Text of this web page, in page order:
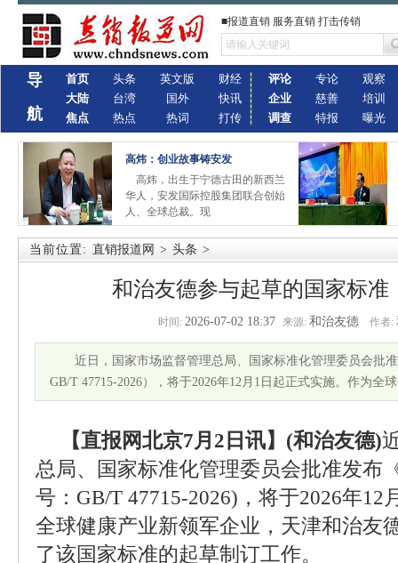
■报道直销 服务直销 打击传销
导
航
首页
大陆
焦点
头条
台湾
热点
英文版
国外
热词
财经
快讯
打传
评论
企业
调查
专论
慈善
特报
观察
培训
曝光
高炜：创业故事铸安发
高炜，出生于宁德古田的新西兰
华人，安发国际控股集团联合创始
人、全球总裁。现
当前位置: 直销报道网 > 头条 >
和治友德参与起草的国家标准
时间: 2026-07-02 18:37 来源: 和治友德 作者:
近日，国家市场监督管理总局、国家标准化管理委员会批
GB/T 47715-2026），将于2026年12月1日起正式实施。作为全
【直报网北京7月2日讯】(和治友德)
总局、国家标准化管理委员会批准发布
号：GB/T 47715-2026)，将于2026年12
全球健康产业新领军企业，天津和治友
了该国家标准的起草制订工作。